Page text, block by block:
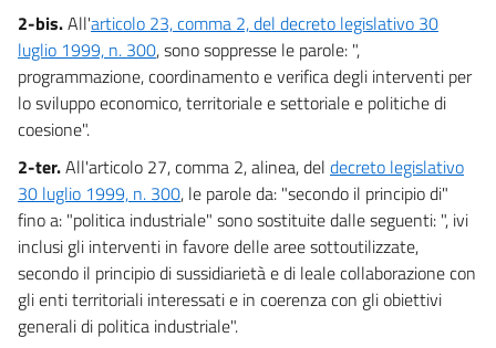
2-bis.All'articolo 23, comma 2, del decreto legislativo 30
luglio 1999, n. 300, sono soppresse le parole: ",
programmazione, coordinamento e verifica degli interventi per
lo sviluppo economico, territoriale e settoriale e politiche di
coesione".
2-ter.All'articolo 27, comma 2, alinea, del decreto legislativo
30 luglio 1999, n. 300, le parole da: "secondo il principio di"
fino a: "politica industriale" sono sostituite dalle seguenti: ", ivi
inclusi gli interventi in favore delle aree sottoutilizzate,
secondo il principio di sussidiarietà e di leale collaborazione con
gli enti territoriali interessati e in coerenza con gli obiettivi
generali di politica industriale".